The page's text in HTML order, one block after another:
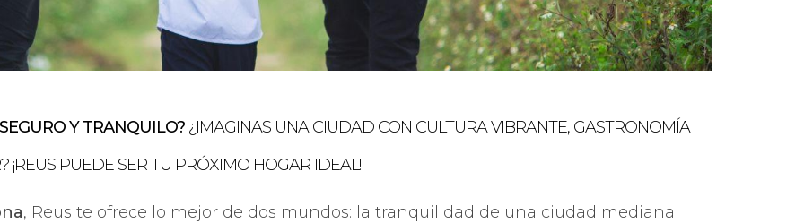
Y TRANQUILO? ¿IMAGINAS UNA CIUDAD CON CULTURA VIBRANTE, GASTRONOMÍA
PUEDE SER TU PRÓXIMO HOGAR IDEAL!
, Reus te ofrece lo mejor de dos mundos: la tranquilidad de una ciudad mediana